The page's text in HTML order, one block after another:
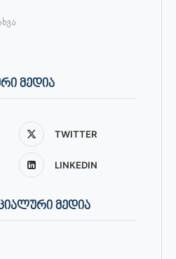
ᲛᲔᲓᲘᲐ
TWITTER
LINKEDIN
ᲛᲔᲓᲘᲐ